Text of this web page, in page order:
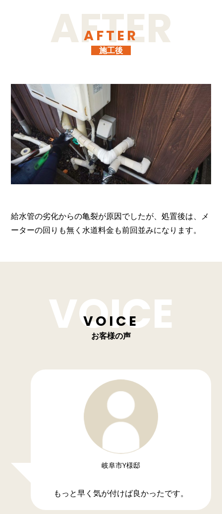
AFTER
施工後
給水管の劣化からの亀裂が原因でしたが、処置後は、メ
ーターの回りも無く水道料金も前回並みになります。
VOICE
お客様の声
もっと早く気が付けば良かったです。
岐阜市Y様邸